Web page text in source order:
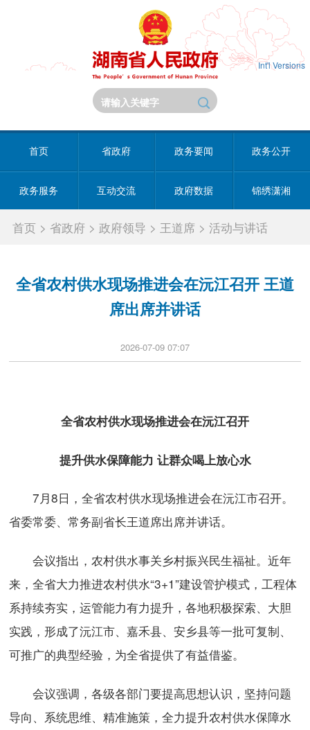
Int'l Versions
首页 省政府 政务要闻 政务公开
政务服务 互动交流 政府数据 锦绣潇湘
首页 > 省政府 >政府领导 > 王道席 > 活动与讲话
全省农村供水现场推进会在沅江召开 王道
席出席并讲话
2026-07-09 07:07
全省农村供水现场推进会在沅江召开
提升供水保障能力 让群众喝上放心水
7月8日，全省农村供水现场推进会在沅江市召开。
省委常委、常务副省长王道席出席并讲话。
会议指出，农村供水事关乡村振兴民生福祉。近年
来，全省大力推进农村供水“3+1”建设管护模式，工程体
系持续夯实，运管能力有力提升，各地积极探索、大胆
实践，形成了沅江市、嘉禾县、安乡县等一批可复制、
可推广的典型经验，为全省提供了有益借鉴。
会议强调，各级各部门要提高思想认识，坚持问题
导向、系统思维、精准施策，全力提升农村供水保障水